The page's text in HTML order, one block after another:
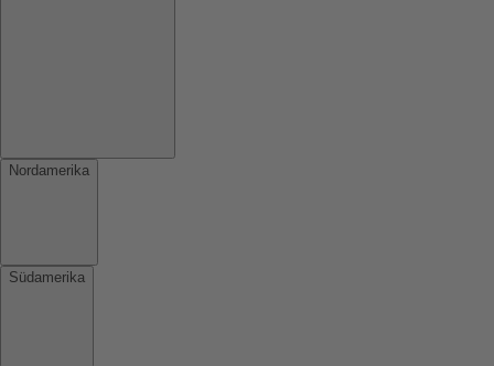
Nordamerika
Südamerika